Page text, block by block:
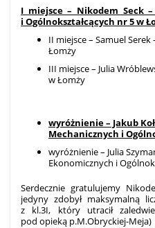
I miejsce – Nikodem Seck –
i Ogólnokształcących nr 5 w
II miejsce – Samuel
Łomży
III miejsce – Julia
w Łomży
wyróżnienie – Jakub
Mechanicznych i
wyróżnienie – Julia
Ekonomicznych i
Serdecznie gratulujemy
jedyny zdobył maksymalną
z kl.3I, który utracił
pod opieką p.M.Obryckiej-Meja)